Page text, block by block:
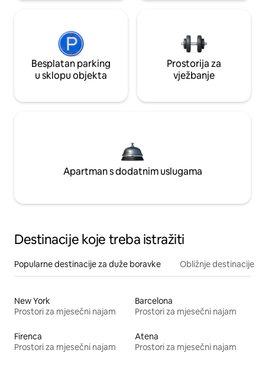
Besplatan parking
u sklopu objekta
Prostorija za
vježbanje
Apartman s dodatnim uslugama
Destinacije koje treba istražiti
Popularne destinacije za duže boravke Obližnje destinacije
New York
Prostori za mjesečni najam
Barcelona
Prostori za mjesečni najam
Firenca
Prostori za mjesečni najam
Atena
Prostori za mjesečni najam